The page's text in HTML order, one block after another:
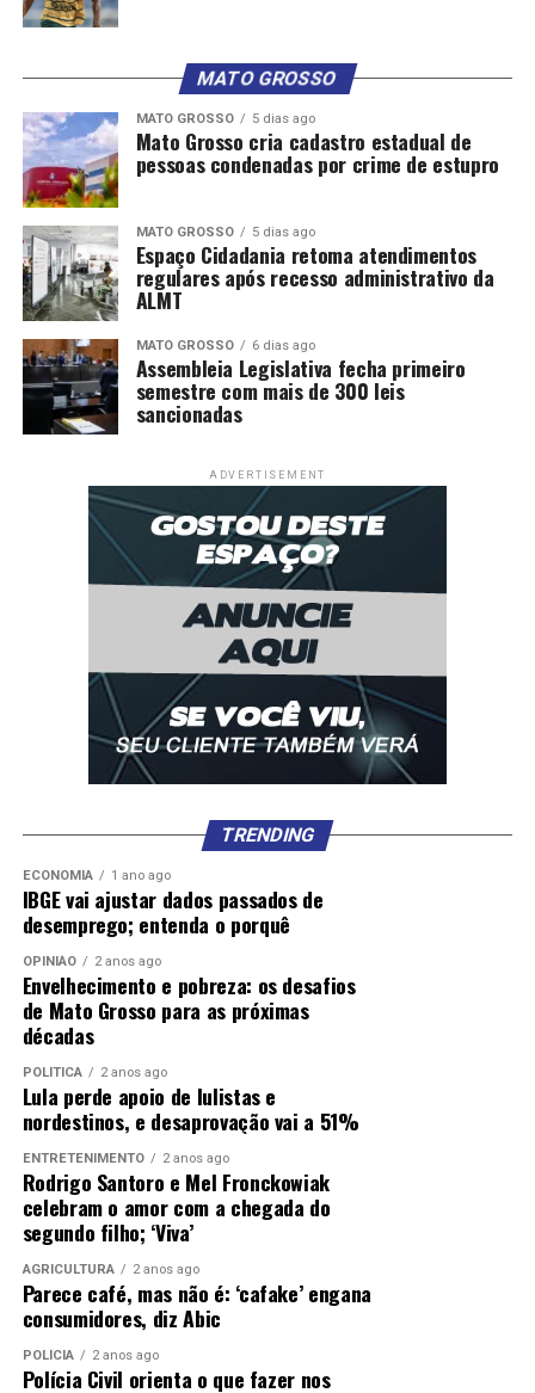
MATO GROSSO
MATO GROSSO 5 dias ago
Mato Grosso cria cadastro estadual de
pessoas condenadas por crime de estupro
MATO GROSSO 5 dias ago
Espaço Cidadania retoma atendimentos
regulares após recesso administrativo da
ALMT
MATO GROSSO 6 dias ago
Assembleia Legislativa fecha primeiro
semestre com mais de 300 leis
sancionadas
ADVERTISEMENT
TRENDING
ECONOMIA 1 ano ago
IBGE vai ajustar dados passados de
desemprego; entenda o porquê
OPINIÃO 2 anos ago
Envelhecimento e pobreza: os desafios
de Mato Grosso para as próximas
décadas
POLÍTICA 2 anos ago
Lula perde apoio de lulistas e
nordestinos, e desaprovação vai a 51%
ENTRETENIMENTO 2 anos ago
Rodrigo Santoro e Mel Fronckowiak
celebram o amor com a chegada do
segundo filho; ‘Viva’
AGRICULTURA 2 anos ago
Parece café, mas não é: ‘cafake’ engana
consumidores, diz Abic
POLÍCIA 2 anos ago
Polícia Civil orienta o que fazer nos